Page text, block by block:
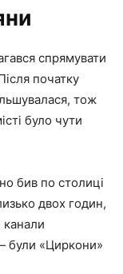
спрямувати
початку
тож
було чути
бив по столиці
двох годин,
канали
були «Циркони»